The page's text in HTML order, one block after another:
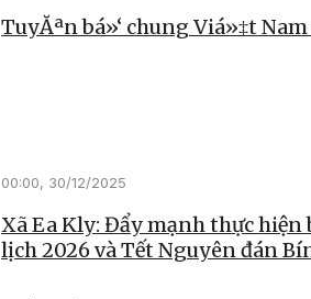
TuyĂªn bá»‘ chung Viá»‡t
00:00, 30/12/2025
Xã Ea Kly: Đẩy mạnh thực
lịch 2026 và Tết Nguyên đán